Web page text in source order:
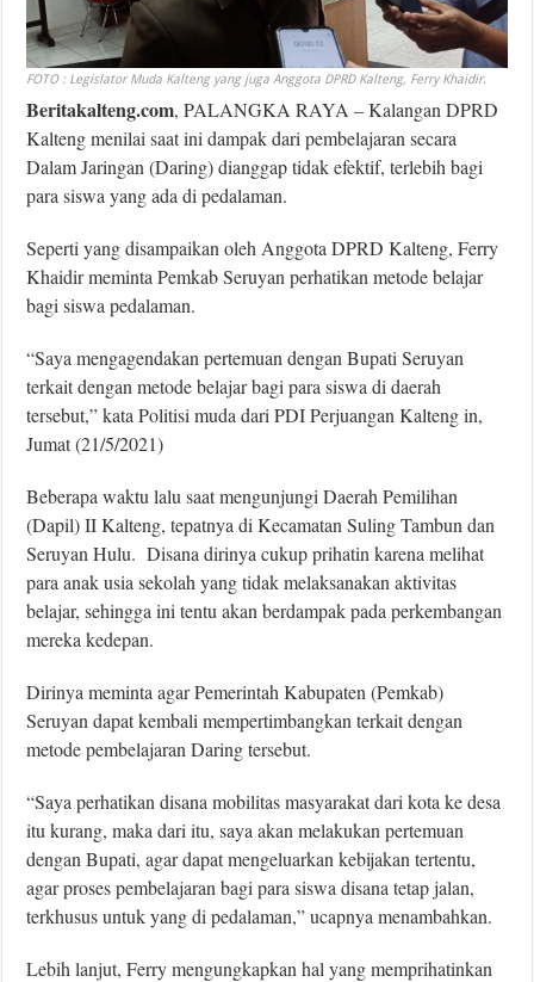
FOTO : Legislator Muda Kalteng yang juga Anggota DPRD Kalteng, Ferry Khaidir.
Beritakalteng.com, PALANGKA RAYA – Kalangan DPRD
Kalteng menilai saat ini dampak dari pembelajaran secara
Dalam Jaringan (Daring) dianggap tidak efektif, terlebih bagi
para siswa yang ada di pedalaman.
Seperti yang disampaikan oleh Anggota DPRD Kalteng, Ferry
Khaidir meminta Pemkab Seruyan perhatikan metode belajar
bagi siswa pedalaman.
“Saya mengagendakan pertemuan dengan Bupati Seruyan
terkait dengan metode belajar bagi para siswa di daerah
tersebut,” kata Politisi muda dari PDI Perjuangan Kalteng in,
Jumat (21/5/2021)
Beberapa waktu lalu saat mengunjungi Daerah Pemilihan
(Dapil) II Kalteng, tepatnya di Kecamatan Suling Tambun dan
Seruyan Hulu. Disana dirinya cukup prihatin karena melihat
para anak usia sekolah yang tidak melaksanakan aktivitas
belajar, sehingga ini tentu akan berdampak pada perkembangan
mereka kedepan.
Dirinya meminta agar Pemerintah Kabupaten (Pemkab)
Seruyan dapat kembali mempertimbangkan terkait dengan
metode pembelajaran Daring tersebut.
“Saya perhatikan disana mobilitas masyarakat dari kota ke desa
itu kurang, maka dari itu, saya akan melakukan pertemuan
dengan Bupati, agar dapat mengeluarkan kebijakan tertentu,
agar proses pembelajaran bagi para siswa disana tetap jalan,
terkhusus untuk yang di pedalaman,” ucapnya menambahkan.
Lebih lanjut, Ferry mengungkapkan hal yang memprihatinkan